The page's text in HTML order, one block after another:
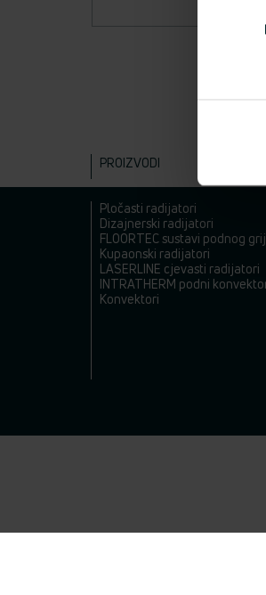
PROIZVODI
Pločasti radijatori
Dizajnerski radijatori
FLOORTEC sustavi podnog
Kupaonski radijatori
LASERLINE cjevasti radijatori
INTRATHERM podni
Konvektori